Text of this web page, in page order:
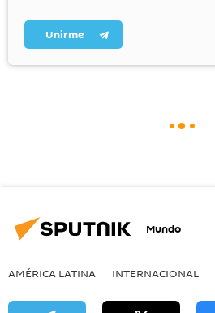
Unirme
Mundo
AMÉRICA LATINA INTERNACIONAL